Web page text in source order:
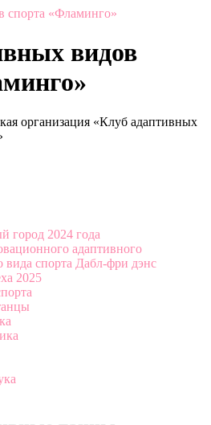
видов
организация «Клуб адаптивных
город 2024 года
адаптивного
вида спорта Дабл-фри дэнс
2025